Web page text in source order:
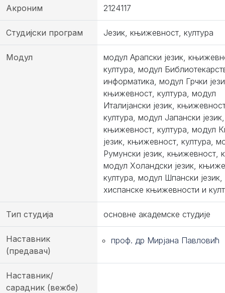
Акроним 2124117
Студијски програм Језик, књижевност, култура
Модул
модул Арапски језик,
култура, модул
информатика, модул Грчки
књижевност, култура, модул
Италијански језик,
култура, модул Јапански језик,
књижевност, култура, модул
језик, књижевност, култура,
Румунски језик, књижевност,
модул Холандски језик,
култура, модул Шпански језик,
хиспанске књижевности и
Тип студија основне академске студије
Наставник
(предавач)
проф. др Мирјана Павловић
Наставник/
сарадник (вежбе)